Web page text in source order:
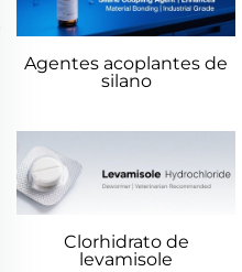
Agentes acoplantes de
silano
Clorhidrato de
levamisole